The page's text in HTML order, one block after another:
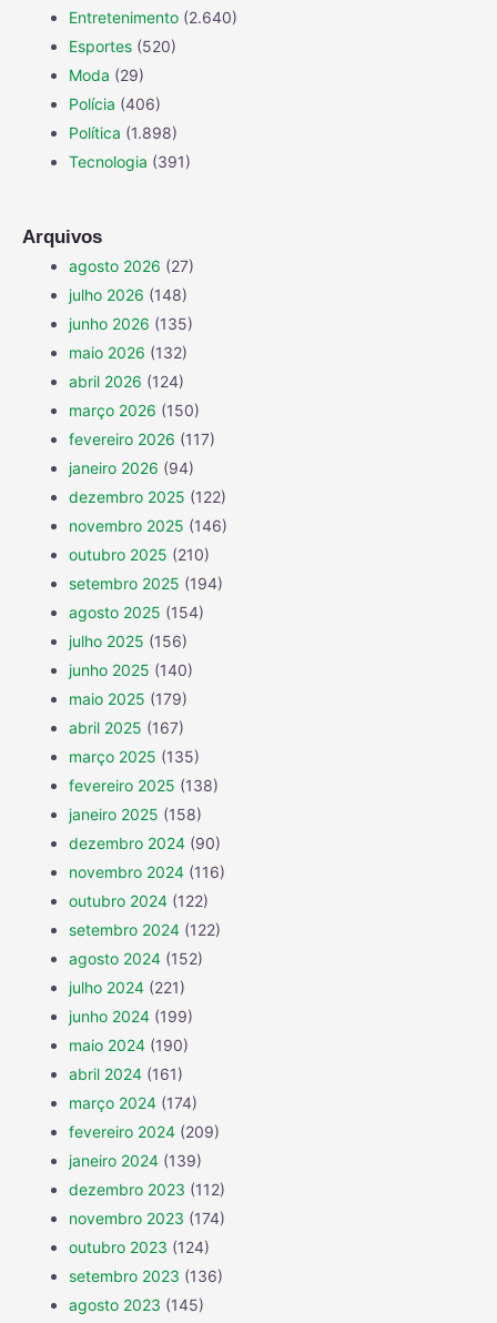
Entretenimento (2.640)
Esportes (520)
Moda (29)
Polícia (406)
Política (1.898)
Tecnologia (391)
Arquivos
agosto 2026 (27)
julho 2026 (148)
junho 2026 (135)
maio 2026 (132)
abril 2026 (124)
março 2026 (150)
fevereiro 2026 (117)
janeiro 2026 (94)
dezembro 2025 (122)
novembro 2025 (146)
outubro 2025 (210)
setembro 2025 (194)
agosto 2025 (154)
julho 2025 (156)
junho 2025 (140)
maio 2025 (179)
abril 2025 (167)
março 2025 (135)
fevereiro 2025 (138)
janeiro 2025 (158)
dezembro 2024 (90)
novembro 2024 (116)
outubro 2024 (122)
setembro 2024 (122)
agosto 2024 (152)
julho 2024 (221)
junho 2024 (199)
maio 2024 (190)
abril 2024 (161)
março 2024 (174)
fevereiro 2024 (209)
janeiro 2024 (139)
dezembro 2023 (112)
novembro 2023 (174)
outubro 2023 (124)
setembro 2023 (136)
agosto 2023 (145)